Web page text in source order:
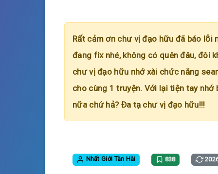
Rất cảm ơn chư vị đạo hữu đã báo lỗi
đang fix nhé, không có quên đâu, đôi
chư vị đạo hữu nhớ xài chức năng
cho cùng 1 truyện. Với lại tiện tay
nữa chứ hả? Đa tạ chư vị đạo hữu!!!
Nhất Giới Tàn Hài 838